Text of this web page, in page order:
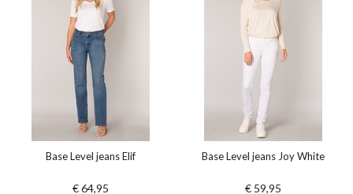
Base Level jeans Elif
€ 64,95
Base Level jeans Joy White
€ 59,95